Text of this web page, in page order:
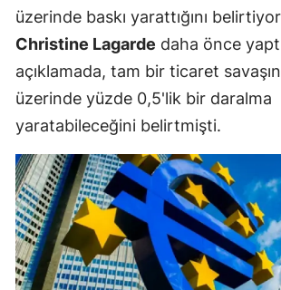
üzerinde baskı yarattığını
Christine Lagarde daha önce
açıklamada, tam bir ticaret
üzerinde yüzde 0,5'lik bir daralma
yaratabileceğini belirtmişti.